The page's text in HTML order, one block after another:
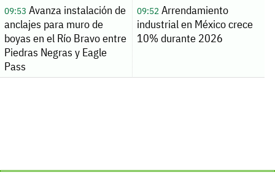
09:53 Avanza instalación de
anclajes para muro de
boyas en el Río Bravo entre
Piedras Negras y Eagle
Pass
09:52Arrendamiento
industrial en México crece
10% durante 2026